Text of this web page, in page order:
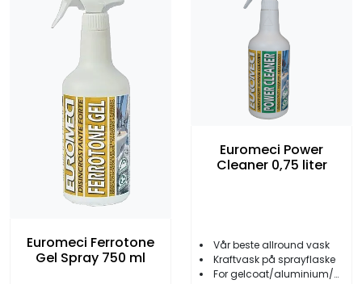
Euromeci Ferrotone
Gel Spray 750 ml
Euromeci Power
Cleaner 0,75 liter
Vår beste allround vask
Kraftvask på sprayflaske
For gelcoat/aluminium/gummi/motorrom m.m.